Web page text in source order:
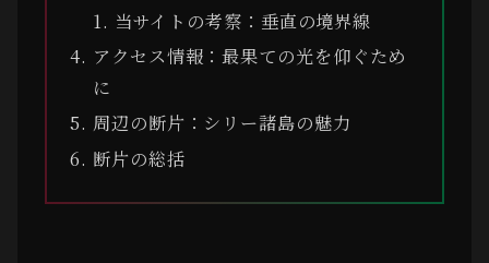
当サイトの考察：垂直の境界線
アクセス情報：最果ての光を仰ぐため
に
周辺の断片：シリー諸島の魅力
断片の総括